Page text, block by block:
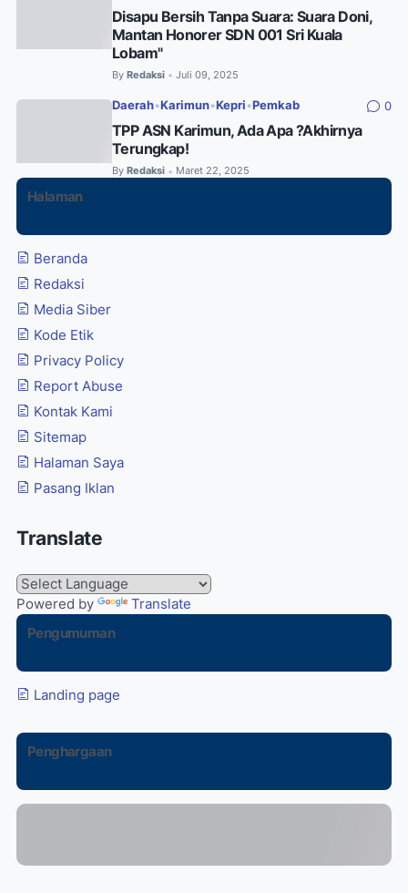
Disapu Bersih Tanpa Suara: Suara Doni,
Mantan Honorer SDN 001 Sri Kuala
Lobam"
By Redaksi • Juli 09, 2025
Daerah•Karimun•Kepri •Pemkab 0
TPP ASN Karimun, Ada Apa ?Akhirnya
Terungkap!
By Redaksi • Maret 22, 2025
Halaman
Beranda
Redaksi
Media Siber
Kode Etik
Privacy Policy
Report Abuse
Kontak Kami
Sitemap
Halaman Saya
Pasang Iklan
Translate
Powered by
Translate
Pengumuman
Landing page
Penghargaan